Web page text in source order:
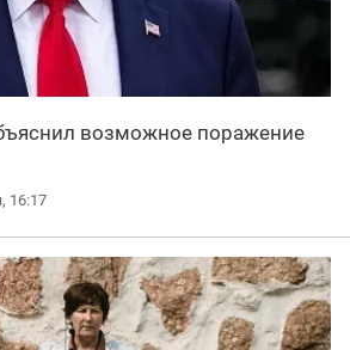
возможное поражение
16:17